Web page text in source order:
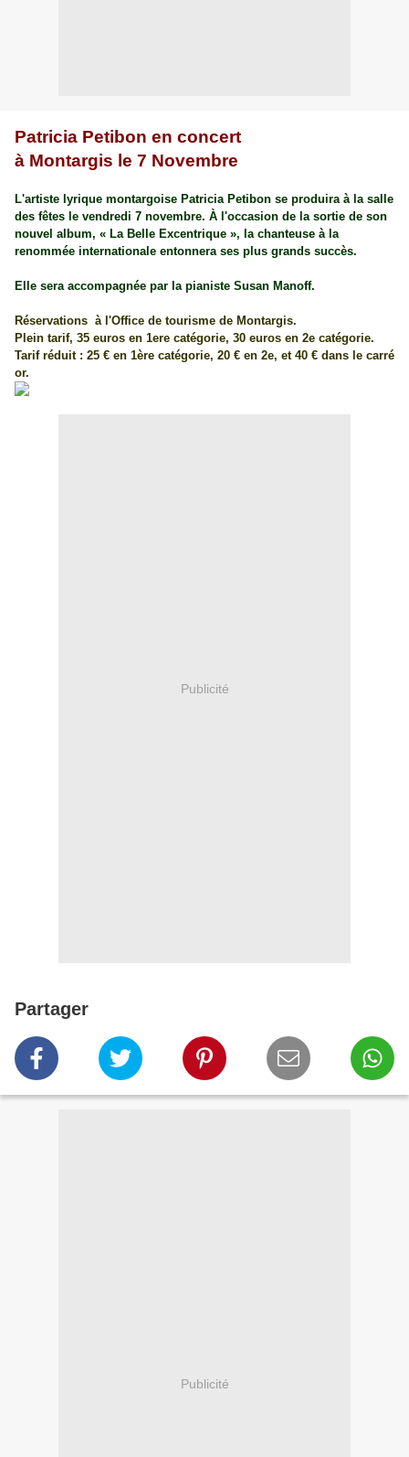
Patricia Petibon en concert
à Montargis le 7 Novembre
L'artiste lyrique montargoise Patricia Petibon se produira à la salle
des fêtes le vendredi 7 novembre. À l'occasion de la sortie de son
nouvel album, « La Belle Excentrique », la chanteuse à la
renommée internationale entonnera ses plus grands succès.
Elle sera accompagnée par la pianiste Susan Manoff.
Réservations à l'Office de tourisme de Montargis.
Plein tarif, 35 euros en 1ere catégorie, 30 euros en 2e catégorie.
Tarif réduit : 25 € en 1ère catégorie, 20 € en 2e, et 40 € dans le carré
or.
Publicité
Partager
Publicité